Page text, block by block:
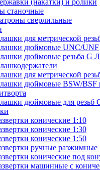
(накатки) и ролики
станочные
сверлильные
для метрической
дюймовые UNC/UNF
дюймовые резьба G
для метрической
дюймовые BSW/BSF
дюймовые для резьб
конические 1:10
конические 1:30
конические 1:50
ручные разжимные
конические под
машинные с